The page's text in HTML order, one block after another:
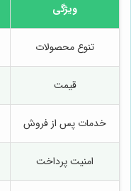
ویژگی
تنوع محصولات
قیمت
خدمات پس از فروش
امنیت پرداخت